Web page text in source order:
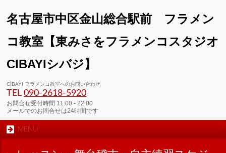
名古屋市中区金山総合駅前 フラメン
コ教室【東みさをフラメンコスタジオ
CIBAYIシバジ】
CIBAYI フラメンコ教室へのお問い合わせ
TEL090-2618‐5920
お問合せ受付時間 11:00 - 22:00
メールでのお問合せは24時間です
MENU